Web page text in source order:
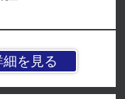
細を見る